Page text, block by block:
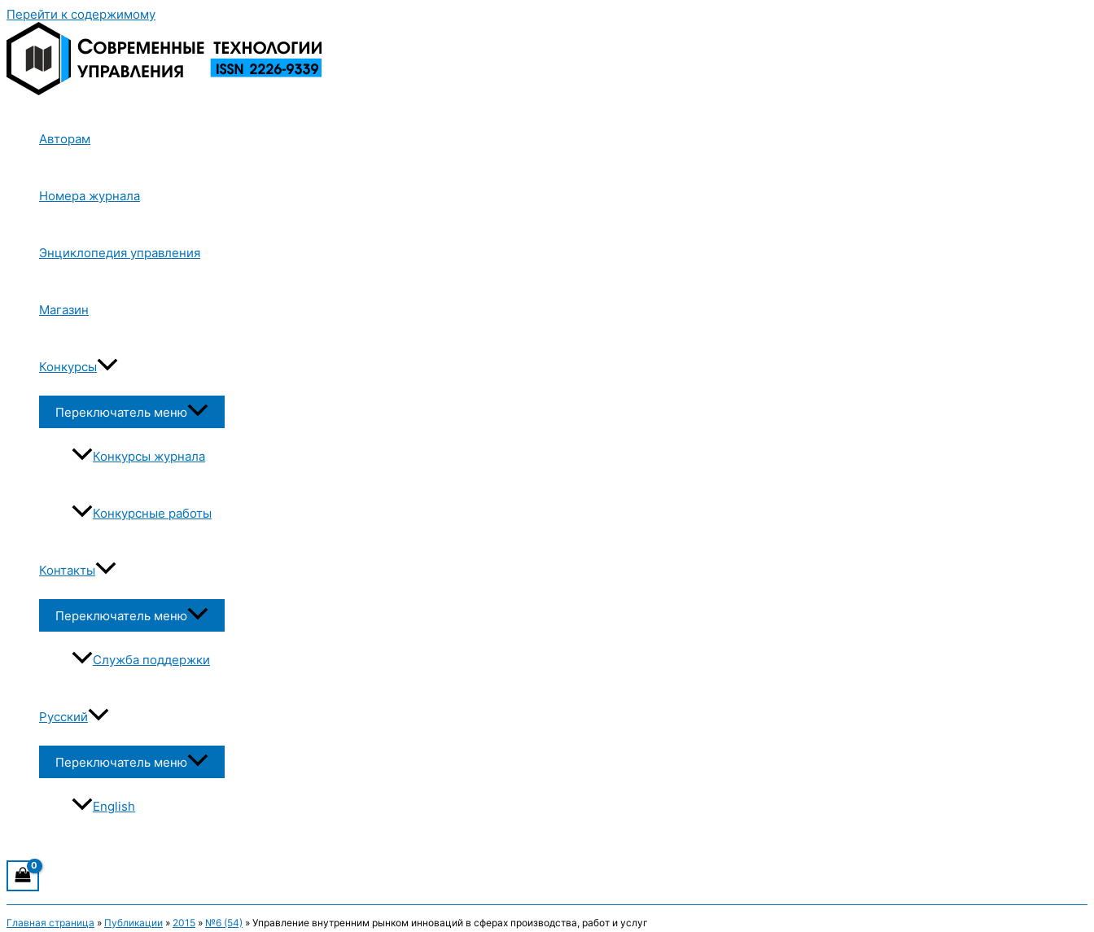
Перейти к содержимому
Авторам
Номера журнала
Энциклопедия управления
Магазин
Конкурсы
Переключатель меню
Конкурсы журнала
Конкурсные работы
Контакты
Переключатель меню
Служба поддержки
Русский
Переключатель меню
English
Главная страница » Публикации » 2015 » №6 (54) » Управление внутренним рынком инноваций в сферах производства, работ и услуг